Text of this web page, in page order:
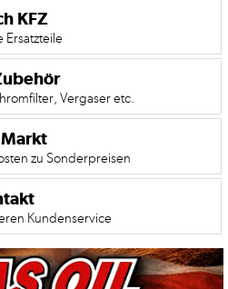
KFZ
Ersatzteile
Vergaser etc.
zu Sonderpreisen
Kundenservice